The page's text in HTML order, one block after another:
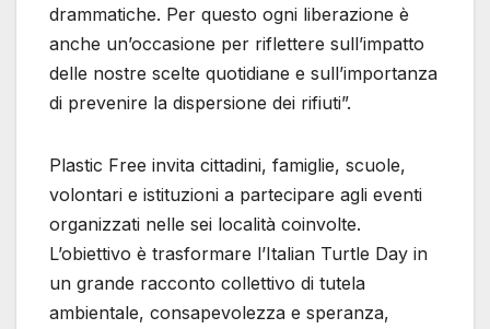
drammatiche. Per questo ogni liberazione è
anche un’occasione per riflettere sull’impatto
delle nostre scelte quotidiane e sull’importanza
di prevenire la dispersione dei rifiuti”.
Plastic Free invita cittadini, famiglie, scuole,
volontari e istituzioni a partecipare agli eventi
organizzati nelle sei località coinvolte.
L’obiettivo è trasformare l’Italian Turtle Day in
un grande racconto collettivo di tutela
ambientale, consapevolezza e speranza,